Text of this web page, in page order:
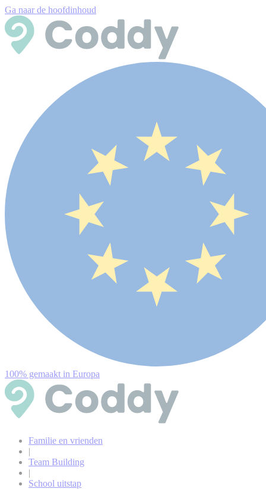
Ga naar de hoofdinhoud
100% gemaakt in Europa
Familie en vrienden
|
Team Building
|
School uitstap